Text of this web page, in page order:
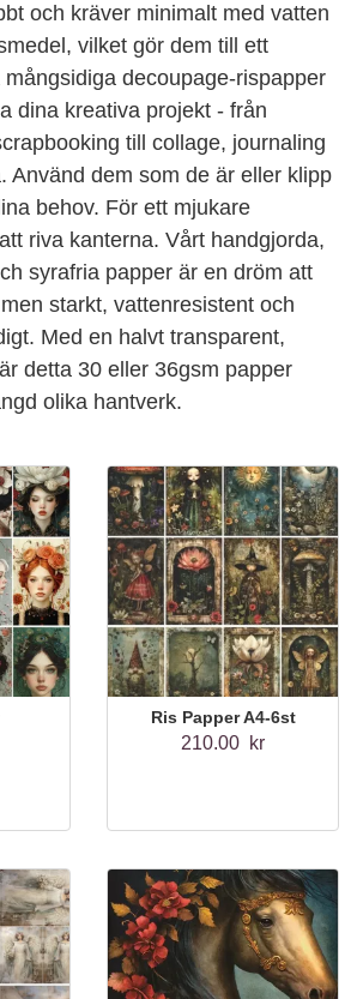
och kräver minimalt med vatten
vilket gör dem till ett
decoupage-rispapper
dina kreativa projekt - från
till collage, journaling
Använd dem som de är eller klipp
behov. För ett mjukare
riva kanterna. Vårt handgjorda,
syrafria papper är en dröm att
starkt, vattenresistent och
Med en halvt transparent,
detta 30 eller 36gsm papper
olika hantverk.
Ris Papper A4-6st
210.00 kr